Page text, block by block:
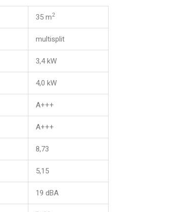
35 m2
multisplit
3,4 kW
4,0 kW
A+++
A+++
8,73
5,15
19 dBA